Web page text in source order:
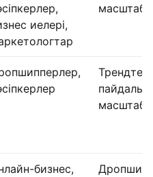
иелері,
Трендтер,
бизнес,